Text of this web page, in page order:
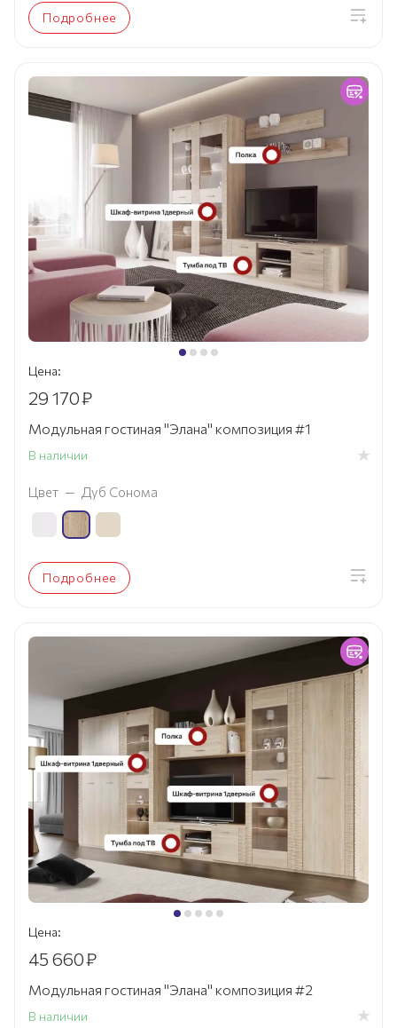
Подробнее
Цена:
29 170₽
Модульная гостиная "Элана" композиция #1
В наличии
Цвет — Дуб Сонома
Подробнее
Цена:
45 660₽
Модульная гостиная "Элана" композиция #2
В наличии